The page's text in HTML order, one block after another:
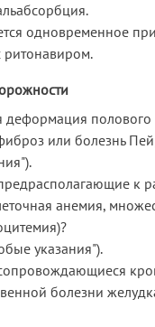
одновременное
ритонавиром.
деформация полового
или болезнь
к
анемия,
указания").
болезни